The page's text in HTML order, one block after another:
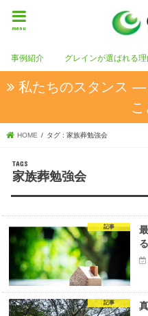
menu
事例紹介 グレインが選ばれる理
私たちのスタンス ―
HOME タグ : 家族葬勉強会
家族葬勉強会
記事
る
記事